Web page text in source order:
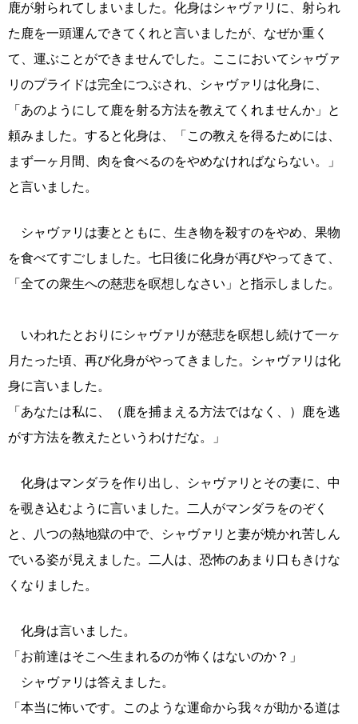
鹿が射られてしまいました。化身はシャヴァリに、射られ
た鹿を一頭運んできてくれと言いましたが、なぜか重く
て、運ぶことができませんでした。ここにおいてシャヴァ
リのプライドは完全につぶされ、シャヴァリは化身に、
「あのようにして鹿を射る方法を教えてくれませんか」と
頼みました。すると化身は、「この教えを得るためには、
まず一ヶ月間、肉を食べるのをやめなければならない。」
と言いました。
シャヴァリは妻とともに、生き物を殺すのをやめ、果物
を食べてすごしました。七日後に化身が再びやってきて、
「全ての衆生への慈悲を瞑想しなさい」と指示しました。
いわれたとおりにシャヴァリが慈悲を瞑想し続けて一ヶ
月たった頃、再び化身がやってきました。シャヴァリは化
身に言いました。
「あなたは私に、（鹿を捕まえる方法ではなく、）鹿を逃
がす方法を教えたというわけだな。」
化身はマンダラを作り出し、シャヴァリとその妻に、中
を覗き込むように言いました。二人がマンダラをのぞく
と、八つの熱地獄の中で、シャヴァリと妻が焼かれ苦しん
でいる姿が見えました。二人は、恐怖のあまり口もきけな
くなりました。
化身は言いました。
「お前達はそこへ生まれるのが怖くはないのか？」
シャヴァリは答えました。
「本当に怖いです。このような運命から我々が助かる道は